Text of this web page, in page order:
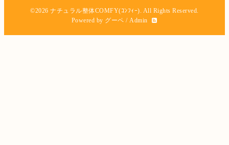
©2026ナチュラル整体COMFY(ｺﾝﾌｨｰ) . All Rights Reserved.
Powered by グーペ / Admin